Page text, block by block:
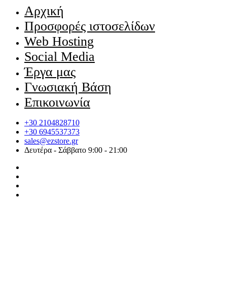
Αρχική
Προσφορές ιστοσελίδων
Web Hosting
Social Media
Έργα μας
Γνωσιακή Βάση
Επικοινωνία
+30 2104828710
+30 6945537373
sales@ezstore.gr
Δευτέρα - Σάββατο 9:00 - 21:00